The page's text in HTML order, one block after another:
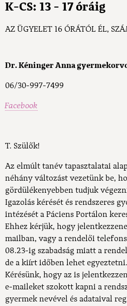
K-CS: 13 - 17 óráig
AZ ÜGYELET 16 ÓRÁTÓL ÉL,
Dr. Kéninger Anna
06/30-997-7499
Facebook
T. Szülők!
Az elmúlt tanév tapasztalatai
néhány változást vezetünk be,
gördülékenyebben tudjuk
Igazolás kérését és rendszeres
intézését a Páciens Portálon
Ehhez kérjük, hogy
mailban, vagy a rendelői
08.23-ig szabadság miatt a
de a kiírt időben lehet
Kérésünk, hogy az is
e-maileket szokott kapni a
gyermek nevével és adataival